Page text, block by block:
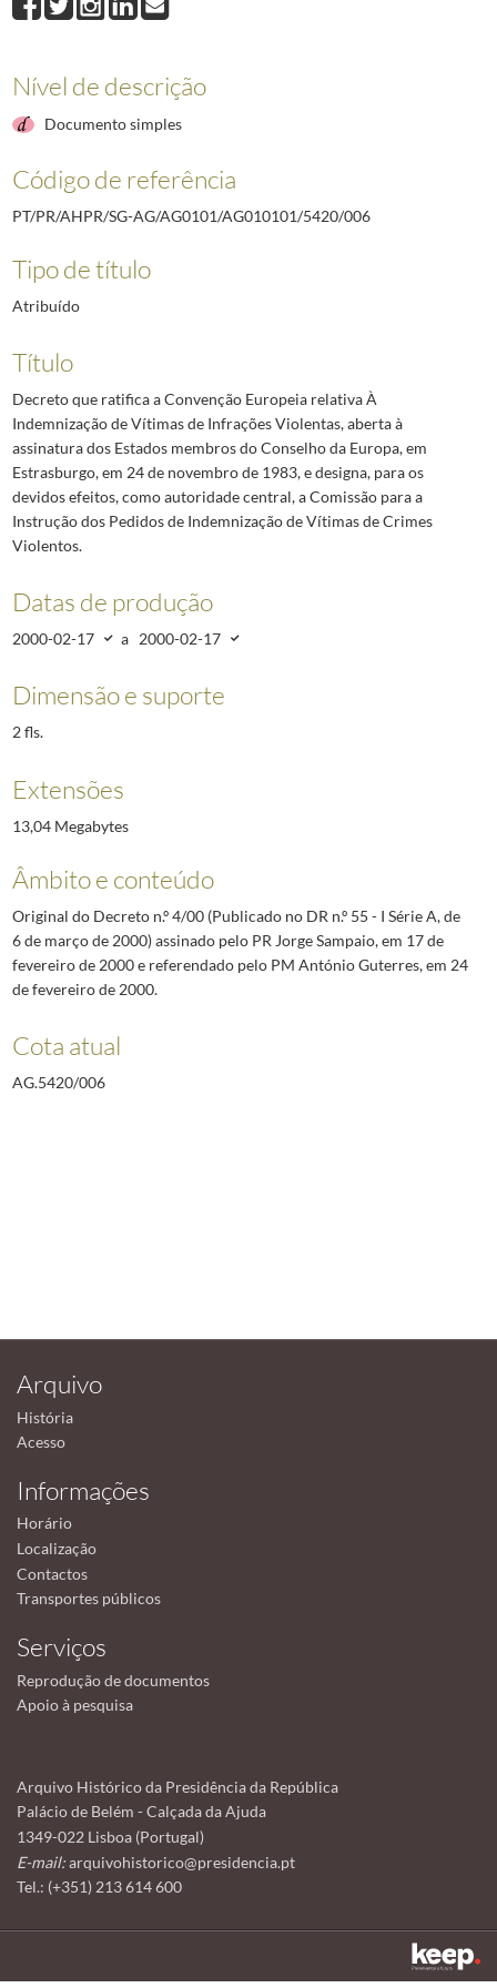
Nível de descrição
Documento simples
Código de referência
PT/PR/AHPR/SG-AG/AG0101/AG010101/5420/006
Tipo de título
Atribuído
Título
Decreto que ratifica a Convenção Europeia relativa À
Indemnização de Vítimas de Infrações Violentas, aberta à
assinatura dos Estados membros do Conselho da Europa, em
Estrasburgo, em 24 de novembro de 1983, e designa, para os
devidos efeitos, como autoridade central, a Comissão para a
Instrução dos Pedidos de Indemnização de Vítimas de Crimes
Violentos.
Datas de produção
2000-02-17 a 2000-02-17
Dimensão e suporte
2 fls.
Extensões
13,04 Megabytes
Âmbito e conteúdo
Original do Decreto n.º 4/00 (Publicado no DR n.º 55 - I Série A, de
6 de março de 2000) assinado pelo PR Jorge Sampaio, em 17 de
fevereiro de 2000 e referendado pelo PM António Guterres, em 24
de fevereiro de 2000.
Cota atual
AG.5420/006
Arquivo
História
Acesso
Informações
Horário
Localização
Contactos
Transportes públicos
Serviços
Reprodução de documentos
Apoio à pesquisa
Arquivo Histórico da Presidência da República
Palácio de Belém - Calçada da Ajuda
1349-022 Lisboa (Portugal)
E-mail:arquivohistorico@presidencia.pt
Tel.: (+351) 213 614 600